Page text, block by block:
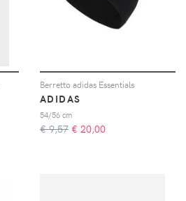
Berretto adidas Essentials
ADIDAS
54/56 cm
€ 9,57 € 20,00